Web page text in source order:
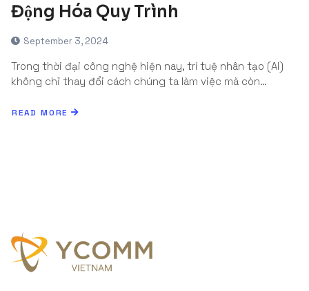
Động Hóa Quy Trình
September 3, 2024
Trong thời đại công nghệ hiện nay, trí tuệ nhân tạo (AI)
không chỉ thay đổi cách chúng ta làm việc mà còn…
READ MORE